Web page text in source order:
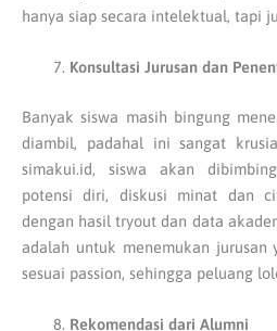
hanya siap secara intelektual, tapi
Konsultasi Jurusan dan
Banyak siswa masih bingung
diambil, padahal ini sangat
simakui.id, siswa akan
potensi diri, diskusi minat dan
dengan hasil tryout dan data
adalah untuk menemukan jurusan
sesuai passion, sehingga peluang
Rekomendasi dari Alumni